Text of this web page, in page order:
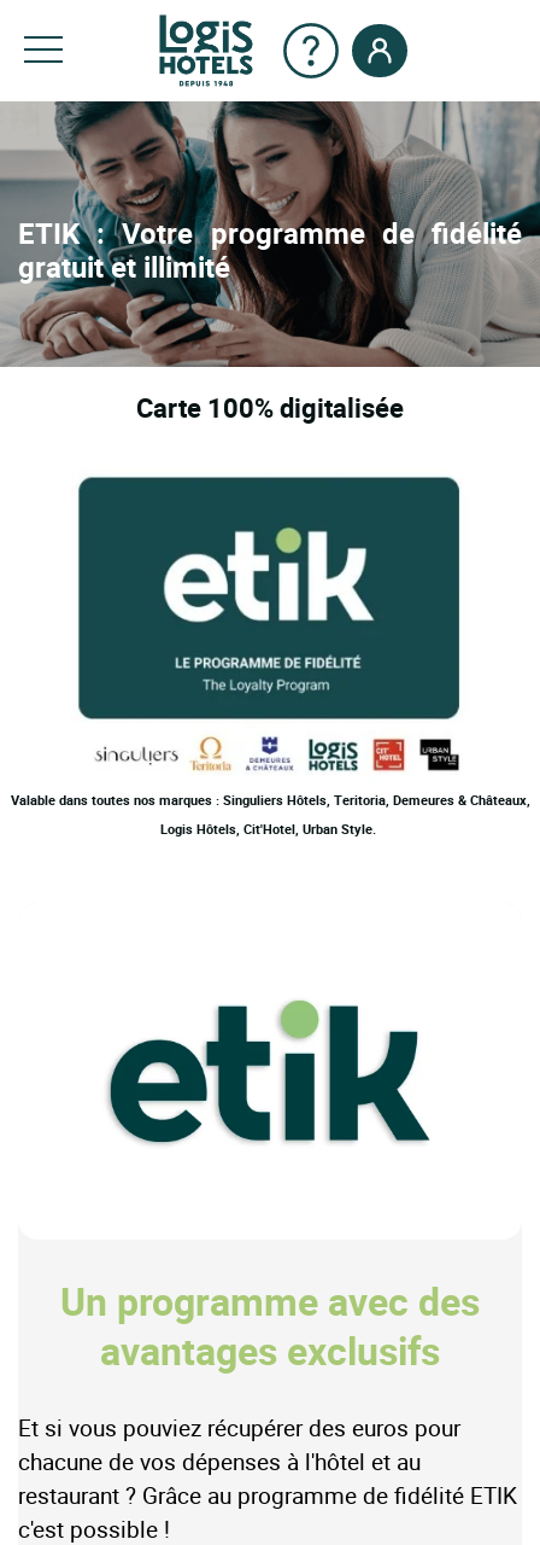
ETIK : Votre programme de fidélité
gratuit et illimité
Carte 100% digitalisée
Valable dans toutes nos marques : Singuliers Hôtels, Teritoria, Demeures & Châteaux,
Logis Hôtels, Cit'Hotel, Urban Style.
Un programme avec des
avantages exclusifs
Et si vous pouviez récupérer des euros pour
chacune de vos dépenses à l'hôtel et au
restaurant ? Grâce au programme de fidélité ETIK
c'est possible !